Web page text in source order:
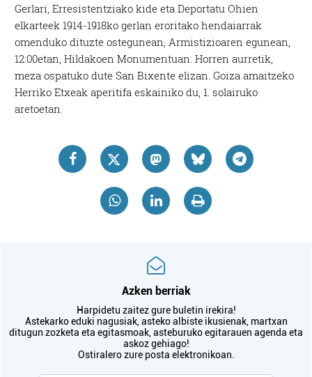
Gerlari, Erresistentziako kide eta Deportatu Ohien
elkarteek 1914-1918ko gerlan eroritako hendaiarrak
omenduko dituzte ostegunean, Armistizioaren egunean,
12:00etan, Hildakoen Monumentuan. Horren aurretik,
meza ospatuko dute San Bixente elizan. Goiza amaitzeko
Herriko Etxeak aperitifa eskainiko du, 1. solairuko
aretoetan.
Azken berriak
Harpidetu zaitez gure buletin irekira!
Astekarko eduki nagusiak, asteko albiste ikusienak, martxan
ditugun zozketa eta egitasmoak, asteburuko egitarauen agenda eta
askoz gehiago!
Ostiralero zure posta elektronikoan.